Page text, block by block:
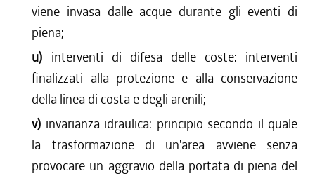
viene invasa dalle acque durante gli eventi di
piena;
u) interventi di difesa delle coste: interventi
finalizzati alla protezione e alla conservazione
della linea di costa e degli arenili;
v) invarianza idraulica: principio secondo il quale
la trasformazione di un'area avviene senza
provocare un aggravio della portata di piena del